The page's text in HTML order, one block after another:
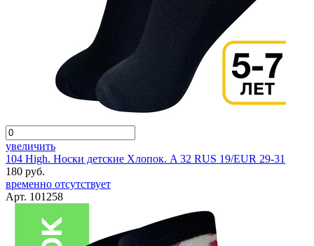
увеличить
104 High. Носки детские Хлопок. A 32 RUS 19/EUR 29-31
180 руб.
временно отсутствует
Арт. 101258